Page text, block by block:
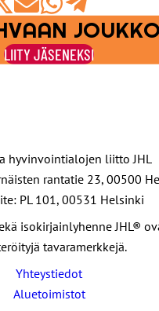
Jaa
sähköpostilla
Jaa
WhatsAppilla
Jaa
Telegramilla
LIITY JÄSENEKSI
hyvinvointialojen liitto JHL
rantatie 23, 00500
PL 101, 00531 Helsinki
isokirjainlyhenne JHL®
tavaramerkkejä.
Yhteystiedot
Aluetoimistot